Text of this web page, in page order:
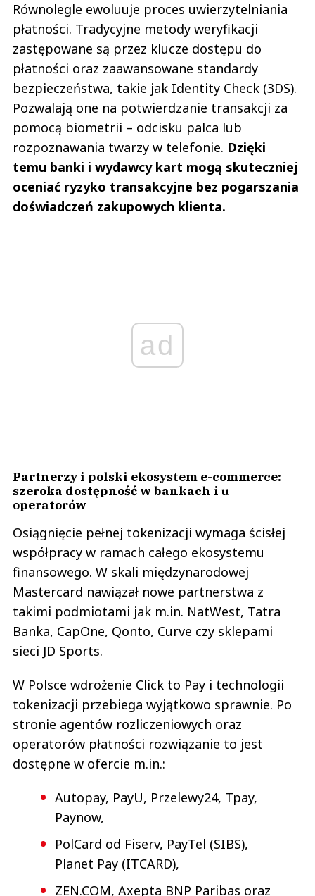
Równolegle ewoluuje proces uwierzytelniania
płatności. Tradycyjne metody weryfikacji
zastępowane są przez klucze dostępu do
płatności oraz zaawansowane standardy
bezpieczeństwa, takie jak Identity Check (3DS).
Pozwalają one na potwierdzanie transakcji za
pomocą biometrii – odcisku palca lub
rozpoznawania twarzy w telefonie. Dzięki
temu banki i wydawcy kart mogą skuteczniej
oceniać ryzyko transakcyjne bez pogarszania
doświadczeń zakupowych klienta.
ad
Partnerzy i polski ekosystem e-commerce:
szeroka dostępność w bankach i u
operatorów
Osiągnięcie pełnej tokenizacji wymaga ścisłej
współpracy w ramach całego ekosystemu
finansowego. W skali międzynarodowej
Mastercard nawiązał nowe partnerstwa z
takimi podmiotami jak m.in. NatWest, Tatra
Banka, CapOne, Qonto, Curve czy sklepami
sieci JD Sports.
W Polsce wdrożenie Click to Pay i technologii
tokenizacji przebiega wyjątkowo sprawnie. Po
stronie agentów rozliczeniowych oraz
operatorów płatności rozwiązanie to jest
dostępne w ofercie m.in.:
Autopay, PayU, Przelewy24, Tpay,
Paynow,
PolCard od Fiserv, PayTel (SIBS),
Planet Pay (ITCARD),
ZEN.COM, Axepta BNP Paribas oraz